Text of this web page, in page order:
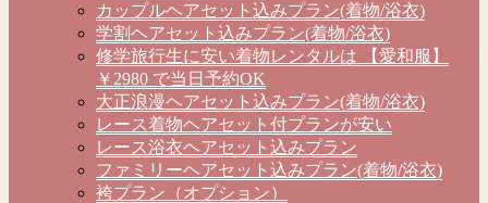
カップルヘアセット込みプラン(着物/浴衣)
学割ヘアセット込みプラン(着物/浴衣)
修学旅行生に安い着物レンタルは 【愛和服】
￥2980 で当日予約OK
大正浪漫ヘアセット込みプラン(着物/浴衣)
レース着物ヘアセット付プランが安い
レース浴衣ヘアセット込みプラン
ファミリーヘアセット込みプラン(着物/浴衣)
袴プラン（オプション）